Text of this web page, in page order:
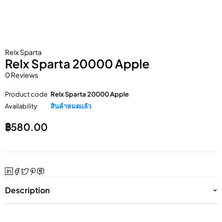
Relx Sparta
Relx Sparta 20000 Apple
0 Reviews
Product code Relx Sparta 20000 Apple
Availability
สินค้าหมดแล้ว
฿580.00
Description